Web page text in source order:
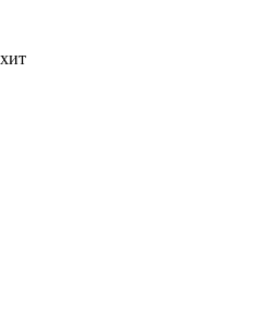
хит